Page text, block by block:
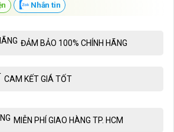
Nhắn tin
ĐẢM BẢO 100% CHÍNH HÃNG
CAM KẾT GIÁ TỐT
MIỄN PHÍ GIAO HÀNG TP. HCM